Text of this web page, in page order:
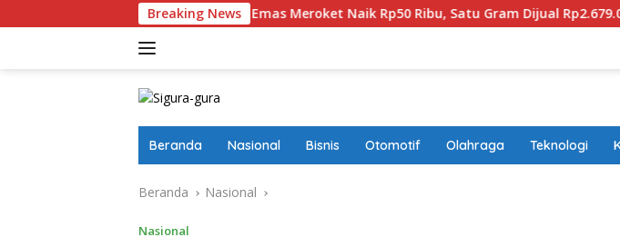
ke
Breaking News
Harga Emas Meroket Naik Rp50 Ribu, Satu Gram Dijual Rp2.679.000
Beranda Nasional Bisnis Otomotif Olahraga Teknologi
Beranda Nasional
Nasional